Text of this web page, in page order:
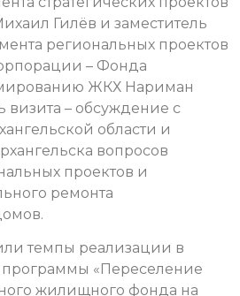
Гилёв и заместитель
региональных проектов
– Фонда
ЖКХ Нариман
визита – обсуждение с
области и
вопросов
проектов и
ремонта
темпы реализации в
«Переселение
жилищного фонда на